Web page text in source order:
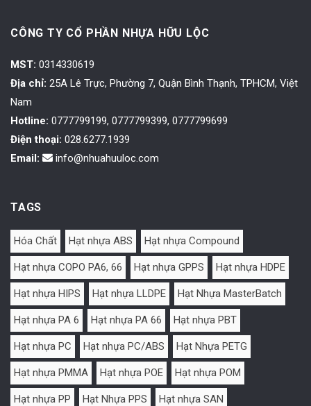
CÔNG TY CỔ PHẦN NHỰA HỮU LỘC
MST: 0314330619
Địa chỉ: 25A Lê Trực, Phường 7, Quận Bình Thạnh, TPHCM, Việt
Nam
Hotline: 0777799199, 0777799399, 0777799699
Điện thoại: 028.6277.1939
Email:
info@nhuahuuloc.com
TAGS
Hóa Chất Hạt nhựa ABS Hạt nhựa Compound
Hạt nhựa COPO PA6, 66 Hạt nhựa GPPS Hạt nhựa HDPE
Hạt nhựa HIPS Hạt nhựa LLDPE Hạt Nhựa MasterBatch
Hạt nhựa PA 6 Hạt nhựa PA 66 Hạt nhựa PBT
Hạt nhựa PC Hạt nhựa PC/ABS Hạt Nhựa PETG
Hạt nhựa PMMA Hạt nhựa POE Hạt nhựa POM
Hạt nhựa PP Hạt Nhựa PPS Hạt nhựa SAN